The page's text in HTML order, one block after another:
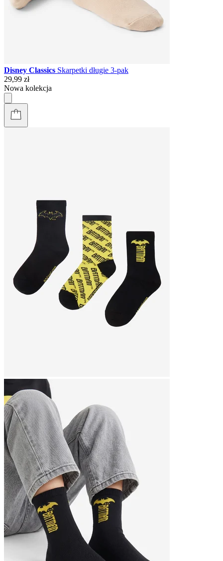
Disney Classics Skarpetki długie 3-pak
29,99 zł
Nowa kolekcja